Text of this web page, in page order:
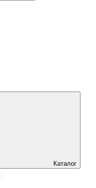
Каталог